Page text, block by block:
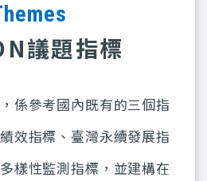
議題指標
係參考國內既有的三個指
效指標、臺灣永續發展指
樣性監測指標，並建構在